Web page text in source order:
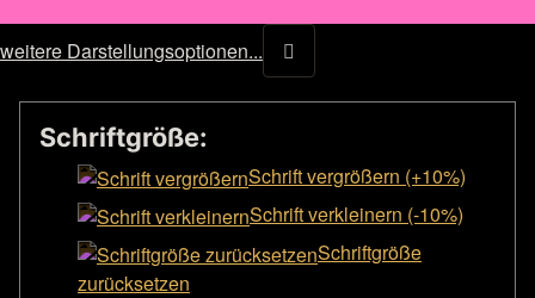
weitere Darstellungsoptionen...
Schriftgröße:
Schrift vergrößern (+10%)
Schrift verkleinern (-10%)
Schriftgröße
zurücksetzen